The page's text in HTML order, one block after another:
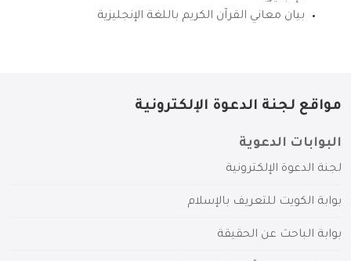
بيان معاني القرآن الكريم باللغة الإنجليزية
مواقع لجنة الدعوة الإلكترونية
البوابات الدعوية
لجنة الدعوة الإلكترونية
بوابة الكويت للتعريف بالإسلام
بوابة الباحث عن الحقيقة